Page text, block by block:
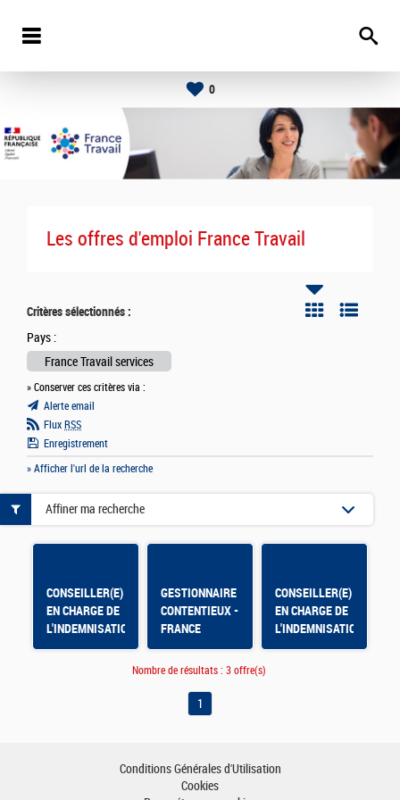
0
Les offres d'emploi France Travail
Critères sélectionnés :
Pays :
France Travail services
» Conserver ces critères via :
Alerte email
Flux RSS
Enregistrement
» Afficher l'url de la recherche
CONSEILLER(E)
EN CHARGE DE
L'INDEMNISATION
- ACS Paris
GESTIONNAIRE
CONTENTIEUX -
FRANCE
TRAVAIL
SERVICES
CONSEILLER(E)
EN CHARGE DE
L'INDEMNISATION
- AGENCE
Affiner ma recherche
Nombre de résultats : 3 offre(s)
1
Conditions Générales d'Utilisation
Cookies